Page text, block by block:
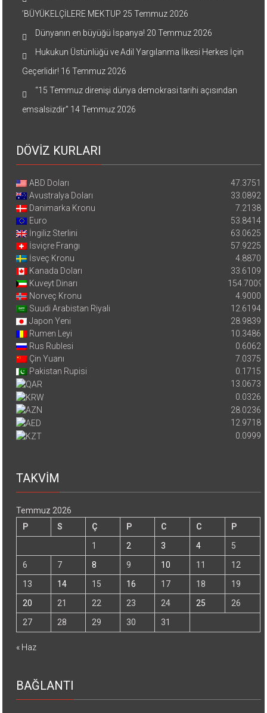
’BÜYÜKELÇİLERE MEKTUP 25 Temmuz 2026
Dünyanın en büyüğü İspanya! 20 Temmuz 2026
Hukukun Üstünlüğü ve Adil Yargılanma İlkesi Herkes İçin
Geçerlidir! 16 Temmuz 2026
“15 Temmuz direnişi dünya demokrasi tarihi açısından
emsalsizdir” 14 Temmuz 2026
DÖVİZ KURLARI
ABD Doları
47.3751
Avustralya Doları
33.0892
Danimarka Kronu
7.2138
Euro
53.8414
İngiliz Sterlini
63.0625
İsviçre Frangı
57.9225
İsveç Kronu
4.8870
Kanada Doları
33.6109
Kuveyt Dinarı
154.7009
Norveç Kronu
4.9000
Suudi Arabistan Riyali
12.6194
Japon Yeni
28.9839
Rumen Leyi
10.3486
Rus Rublesi
0.6062
Çin Yuanı
7.0375
Pakistan Rupisi
0.1715
13.0673
0.0326
28.0236
12.9718
0.0999
TAKVİM
Temmuz 2026
P
S Ç P C C
P
1
2 3 4
5
6
7 8 9 10 11
12
13
14 15 16 17 18
19
20
21 22 23 24 25
26
27
28 29 30 31
« Haz
BAĞLANTI